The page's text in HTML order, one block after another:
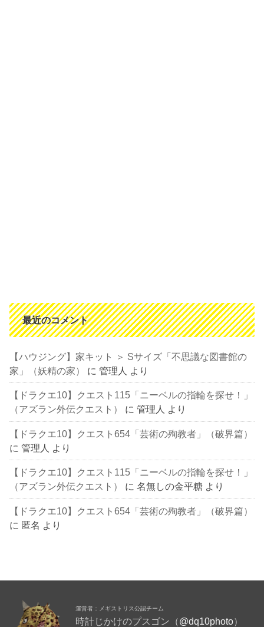
最近のコメント
【ハウジング】家キット ＞ Sサイズ「不思議な図書館の
家」（妖精の家）
に管理人 より
【ドラクエ10】クエスト115「ニーベルの指輪を探せ！」
（アズラン外伝クエスト）
に管理人 より
【ドラクエ10】クエスト654「芸術の殉教者」（破界篇）
に管理人 より
【ドラクエ10】クエスト115「ニーベルの指輪を探せ！」
（アズラン外伝クエスト）
に名無しの金平糖 より
【ドラクエ10】クエスト654「芸術の殉教者」（破界篇）
に 匿名 より
運営者：メギストリス公認チーム
時計じかけのプスゴン（@dq10photo）